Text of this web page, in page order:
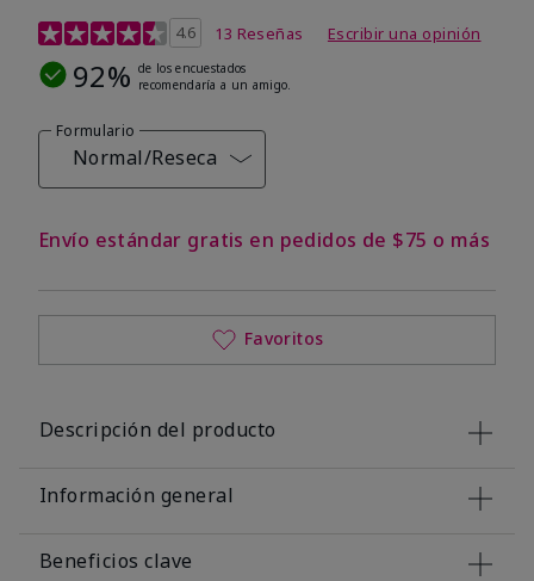
Calificación de clientes de 5 de 5
4.6 13 Reseñas Escribir una opinión
92% de los encuestados
recomendaría a un amigo.
Formulario
Normal/Reseca
Envío estándar gratis en pedidos de $75 o más
Favoritos
Descripción del producto
Información general
Beneficios clave